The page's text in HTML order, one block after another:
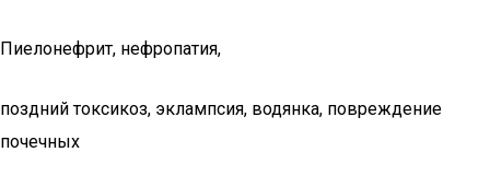
Пиелонефрит, нефропатия,
поздний токсикоз, эклампсия, водянка, повреждение
почечных